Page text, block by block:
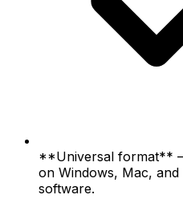
**Universal format**
on Windows, Mac,
software.